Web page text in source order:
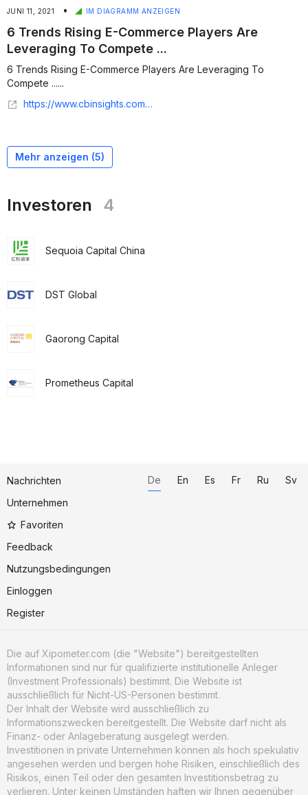
JUNI 11, 2021 • IM DIAGRAMM ANZEIGEN
6 Trends Rising E-Commerce Players Are
Leveraging To Compete ...
6 Trends Rising E-Commerce Players Are Leveraging To
Compete ......
https://www.cbinsights.com/research/report/e-commerce-trends-amazon-competitors/
Mehr anzeigen (5)
Investoren 4
Sequoia Capital China
DST Global
Gaorong Capital
Prometheus Capital
Nachrichten
Unternehmen
Favoriten
Feedback
Nutzungsbedingungen
Einloggen
Register
De En Es Fr Ru Sv
Die auf Xipometer.com (die "Website") bereitgestellten
Informationen sind nur für qualifizierte institutionelle Anleger
(Investment Professionals) bestimmt. Die Website ist
ausschließlich für Nicht-US-Personen bestimmt.
Der Inhalt der Website wird ausschließlich zu
Informationszwecken bereitgestellt. Die Website darf nicht als
Finanz- oder Anlageberatung ausgelegt werden.
Investitionen in private Unternehmen können als hoch spekulativ
angesehen werden und bergen hohe Risiken, einschließlich des
Risikos, einen Teil oder den gesamten Investitionsbetrag zu
verlieren. Unter keinen Umständen haften wir Ihnen gegenüber